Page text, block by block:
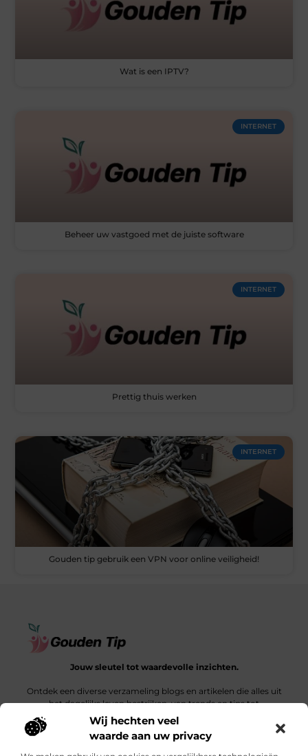
Wij hechten veel
waarde aan uw privacy
Wat is een IPTV?
INTERNET
Beheer uw vastgoed met de juiste software
INTERNET
Prettig thuis werken
INTERNET
Gouden tip gebruik een VPN voor online veiligheid!
Jouw sleutel tot waardevolle inzichten.
Ontdek een diverse verzameling blogs en artikelen die alles uit
het dagelijks leven bestrijken, van trends en tips tot
diepgaande verhalen.
Bericht categorie